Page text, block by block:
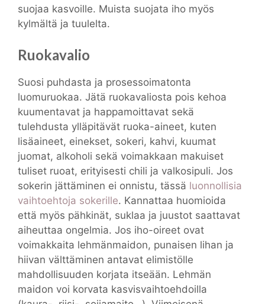
suojaa kasvoille. Muista suojata iho myös
kylmältä ja tuulelta.
Ruokavalio
Suosi puhdasta ja prosessoimatonta
luomuruokaa. Jätä ruokavaliosta pois kehoa
kuumentavat ja happamoittavat sekä
tulehdusta ylläpitävät ruoka-aineet, kuten
lisäaineet, einekset, sokeri, kahvi, kuumat
juomat, alkoholi sekä voimakkaan makuiset
tuliset ruoat, erityisesti chili ja valkosipuli. Jos
sokerin jättäminen ei onnistu, tässä luonnollisia
vaihtoehtoja sokerille. Kannattaa huomioida
että myös pähkinät, suklaa ja juustot saattavat
aiheuttaa ongelmia. Jos iho-oireet ovat
voimakkaita lehmänmaidon, punaisen lihan ja
hiivan välttäminen antavat elimistölle
mahdollisuuden korjata itseään. Lehmän
maidon voi korvata kasvisvaihtoehdoilla